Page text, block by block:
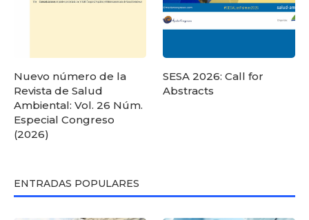
Nuevo número de la
Revista de Salud
Ambiental: Vol. 26 Núm.
Especial Congreso
(2026)
SESA 2026: Call for
Abstracts
ENTRADAS POPULARES